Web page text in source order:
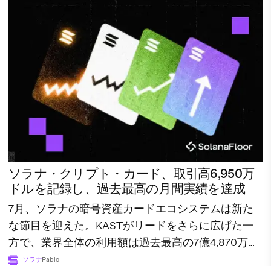
ソラナ・クリプト・カード、取引高6,950万
ドルを記録し、過去最高の月間実績を達成
7月、ソラナの暗号資産カードエコシステムは新た
な節目を迎えた。KASTがリードをさらに広げた一
方で、業界全体の利用額は過去最高の7億4,870万ド
ルに達した。
ソラナPablo